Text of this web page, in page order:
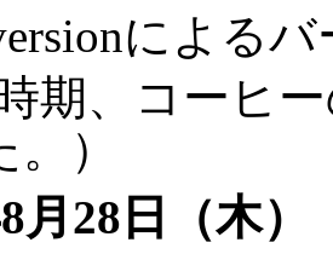
による
時期、コーヒ
）
8月28日（木